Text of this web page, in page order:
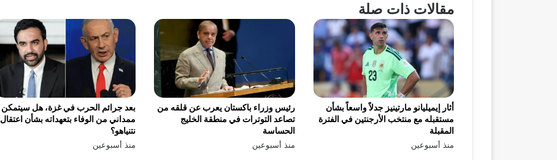
مقالات ذات صلة
بعد جرائم الحرب في غزة، هل سيتمكن
ممداني من الوفاء بتعهداته بشأن اعتقال
نتنياهو؟
منذ أسبوعين
رئيس وزراء باكستان يعرب عن قلقه من
تصاعد التوترات في منطقة الخليج
الحساسة
منذ أسبوعين
أثار إيميليانو مارتينيز جدلاً واسعاً بشأن
مستقبله مع منتخب الأرجنتين في الفترة
المقبلة
منذ أسبوعين